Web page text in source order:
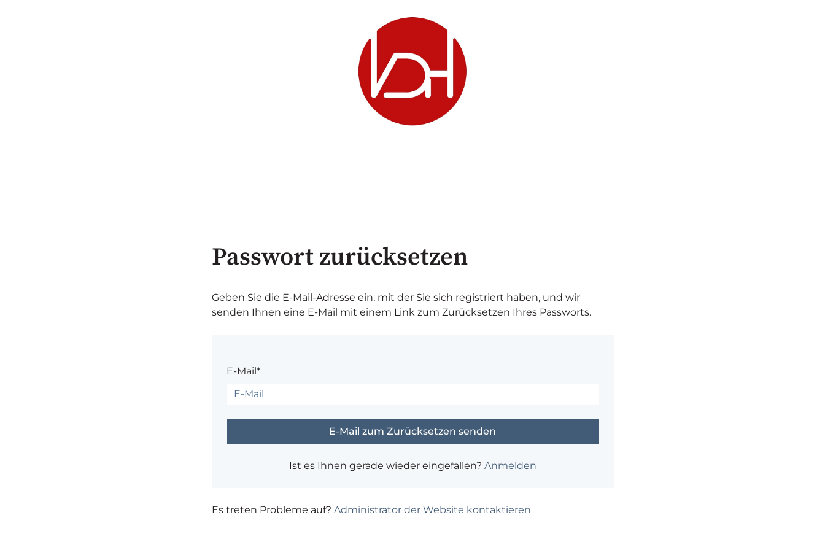
Passwort zurücksetzen
Geben Sie die E-Mail-Adresse ein, mit der Sie sich registriert haben, und wir
senden Ihnen eine E-Mail mit einem Link zum Zurücksetzen Ihres Passworts.
E-Mail*
Ist es Ihnen gerade wieder eingefallen? Anmelden
Es treten Probleme auf? Administrator der Website kontaktieren